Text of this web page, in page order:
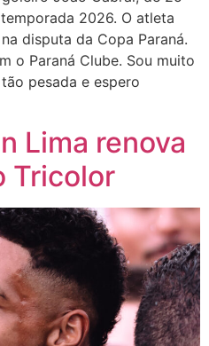
2026. O atleta
disputa da Copa Paraná.
o Paraná Clube. Sou muito
pesada e espero
Lima renova
Tricolor